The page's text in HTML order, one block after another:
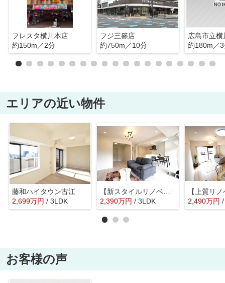
フレスタ横川本店
約150m／2分
フジ三篠店
約750m／10分
広島市立横
約180m／
エリアの近い物件
藤和ハイタウン古江
2,699万円 / 3LDK
【新スタイルリノベ】サーパス田方南
2,390万円 / 3LDK 2,490万円
お客様の声